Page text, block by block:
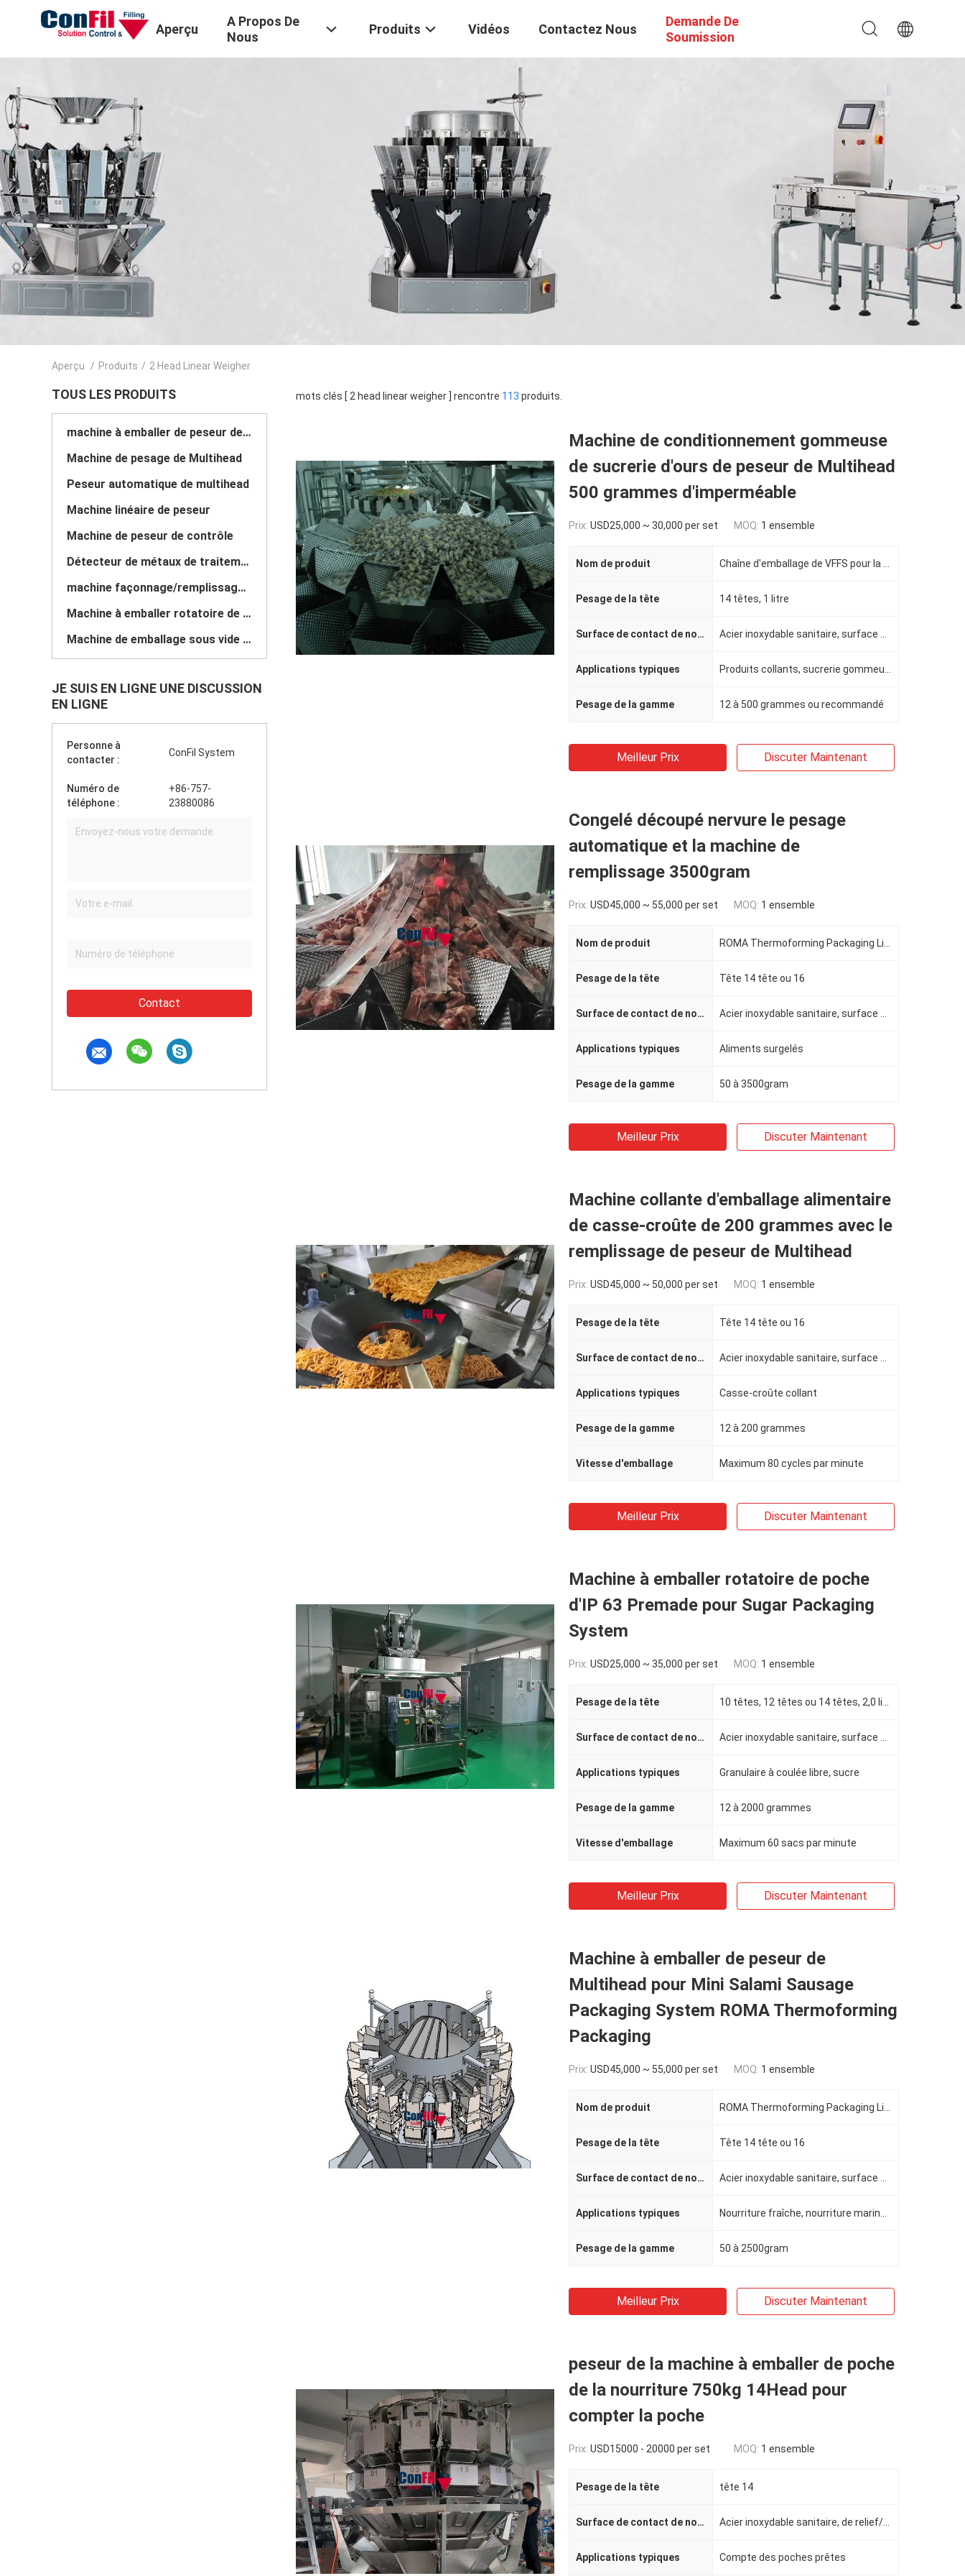
Aperçu
A Propos De
Nous
Produits Vidéos Contactez Nous
Demande De
Soumission
Aperçu / Produits / 2 Head Linear Weigher
TOUS LES PRODUITS
machine à emballer de peseur de multihead
Machine de pesage de Multihead
Peseur automatique de multihead
Machine linéaire de peseur
Machine de peseur de contrôle
Détecteur de métaux de traitement des denrées alimentaires des produits alimentaires
machine façonnage/remplissage/soudure verticale
Machine à emballer rotatoire de poche de Premade
Machine de emballage sous vide rotatoire
JE SUIS EN LIGNE UNE DISCUSSION
EN LIGNE
Personne à
contacter :
ConFil System
Numéro de
téléphone :
+86-757-
23880086
Contact
mots clés [ 2 head linear weigher ] rencontre 113 produits.
Machine de conditionnement gommeuse
de sucrerie d'ours de peseur de Multihead
500 grammes d'imperméable
Prix: USD25,000 ~ 30,000 per set MOQ: 1 ensemble
Nom de produit
Pesage de la tête 14 têtes, 1 litre
Surface de contact de nourriture
Applications typiques
Pesage de la gamme 12 à 500 grammes ou recommandé
Meilleur Prix Discuter Maintenant
Congelé découpé nervure le pesage
automatique et la machine de
remplissage 3500gram
Prix: USD45,000 ~ 55,000 per set MOQ: 1 ensemble
Nom de produit
Pesage de la tête Tête 14 tête ou 16
Surface de contact de nourriture
Applications typiques Aliments surgelés
Pesage de la gamme 50 à 3500gram
Meilleur Prix Discuter Maintenant
Machine collante d'emballage alimentaire
de casse-croûte de 200 grammes avec le
remplissage de peseur de Multihead
Prix: USD45,000 ~ 50,000 per set MOQ: 1 ensemble
Pesage de la tête Tête 14 tête ou 16
Surface de contact de nourriture
Applications typiques Casse-croûte collant
Pesage de la gamme 12 à 200 grammes
Vitesse d'emballage Maximum 80 cycles par minute
Meilleur Prix Discuter Maintenant
Machine à emballer rotatoire de poche
d'IP 63 Premade pour Sugar Packaging
System
Prix: USD25,000 ~ 35,000 per set MOQ: 1 ensemble
Pesage de la tête
Surface de contact de nourriture
Applications typiques Granulaire à coulée libre, sucre
Pesage de la gamme 12 à 2000 grammes
Vitesse d'emballage Maximum 60 sacs par minute
Meilleur Prix Discuter Maintenant
Machine à emballer de peseur de
Multihead pour Mini Salami Sausage
Packaging System ROMA Thermoforming
Packaging
Prix: USD45,000 ~ 55,000 per set MOQ: 1 ensemble
Nom de produit
Pesage de la tête Tête 14 tête ou 16
Surface de contact de nourriture
Applications typiques
Pesage de la gamme 50 à 2500gram
Meilleur Prix Discuter Maintenant
peseur de la machine à emballer de poche
de la nourriture 750kg 14Head pour
compter la poche
Prix: USD15000 - 20000 per set MOQ: 1 ensemble
Pesage de la tête tête 14
Surface de contact de nourriture
Applications typiques Compte des poches prêtes